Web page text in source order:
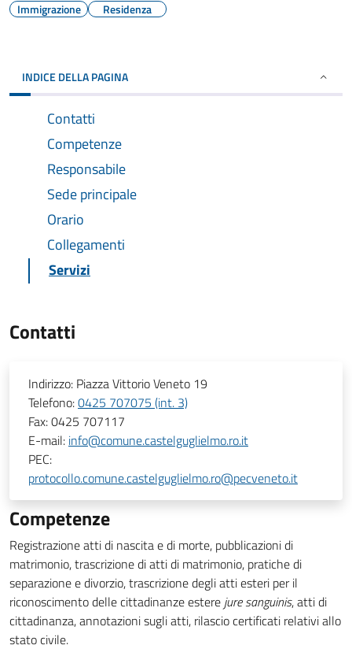
Immigrazione Residenza
INDICE DELLA PAGINA
Contatti
Competenze
Responsabile
Sede principale
Orario
Collegamenti
Servizi
Contatti
Indirizzo: Piazza Vittorio Veneto 19
Telefono:0425 707075 (int. 3)
Fax:0425 707117
E-mail: info@comune.castelguglielmo.ro.it
PEC:
protocollo.comune.castelguglielmo.ro@pecveneto.it
Competenze
Registrazione atti di nascita e di morte, pubblicazioni di
matrimonio, trascrizione di atti di matrimonio, pratiche di
separazione e divorzio, trascrizione degli atti esteri per il
riconoscimento delle cittadinanze estere jure sanguinis, atti di
cittadinanza, annotazioni sugli atti, rilascio certificati relativi allo
stato civile.